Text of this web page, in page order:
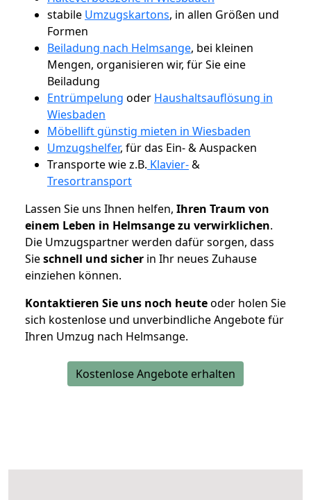
stabile Umzugskartons, in allen Größen und
Formen
Beiladung nach Helmsange, bei kleinen
Mengen, organisieren wir, für Sie eine
Beiladung
Entrümpelung oder Haushaltsauflösung in
Wiesbaden
Möbellift günstig mieten in Wiesbaden
Umzugshelfer, für das Ein- & Auspacken
Transporte wie z.B. Klavier-&
Tresortransport
Lassen Sie uns Ihnen helfen, Ihren Traum von
einem Leben in Helmsange zu verwirklichen.
Die Umzugspartner werden dafür sorgen, dass
Sieschnell und sicher in Ihr neues Zuhause
einziehen können.
Kontaktieren Sie uns noch heuteoder holen Sie
sich kostenlose und unverbindliche Angebote für
Ihren Umzug nach Helmsange.
Kostenlose Angebote erhalten